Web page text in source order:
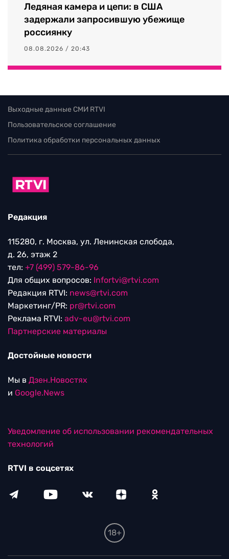
Ледяная камера и цепи: в США
задержали запросившую убежище
россиянку
08.08.2026 / 20:43
Выходные данные СМИ RTVI
Пользовательское соглашение
Политика обработки персональных данных
Редакция
115280, г. Москва, ул. Ленинская слобода,
д. 26, этаж 2
тел: +7 (499) 579-86-96
Для общих вопросов: Infortvi@rtvi.com
Редакция RTVI: news@rtvi.com
Маркетинг/PR: pr@rtvi.com
Реклама RTVI: adv-eu@rtvi.com
Партнерские материалы
Достойные новости
Мы в Дзен.Новостях
и Google.News
Уведомление об использовании рекомендательных
технологий
RTVI в соцсетях
18+